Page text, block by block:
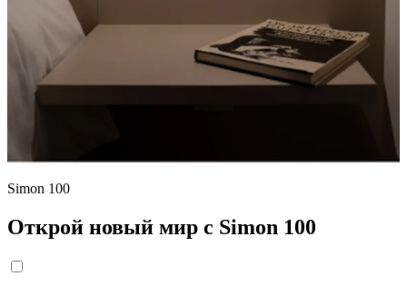
Simon 100
Открой новый мир с Simon 100